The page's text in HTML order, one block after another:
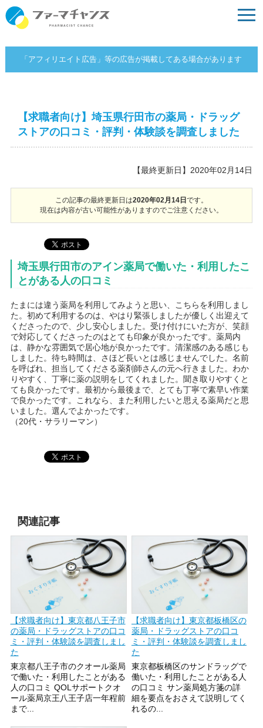
「アフィリエイト広告」等の広告が掲載してある場合があります
【求職者向け】埼玉県行田市の薬局・ドラッグ
ストアの口コミ・評判・体験談を調査しました
【最終更新日】2020年02月14日
この記事の最終更新日は2020年02月14日です。
現在は内容が古い可能性がありますのでご注意ください。
埼玉県行田市のアイン薬局で働いた・利用したこ
とがある人の口コミ
たまには違う薬局を利用してみようと思い、こちらを利用しまし
た。初めて利用するのは、やはり緊張しましたが優しく出迎えて
くださったので、少し安心しました。受け付けにいた方が、笑顔
で対応してくださったのはとても印象が良かったです。薬局内
は、静かな雰囲気で居心地が良かったです。清潔感のある感じも
しました。待ち時間は、さほど長いとは感じませんでした。名前
を呼ばれ、担当してくださる薬剤師さんの元へ行きました。わか
りやすく、丁寧に薬の説明をしてくれました。聞き取りやすくと
ても良かったです。最初から最後まで、とても丁寧で素早い作業
で良かったです。これなら、また利用したいと思える薬局だと思
いました。選んでよかったです。
（20代・サラリーマン）
関連記事
【求職者向け】東京都八王子市
の薬局・ドラッグストアの口コ
ミ・評判・体験談を調査しまし
た
東京都八王子市のクオール薬局
で働いた・利用したことがある
人の口コミ QOLサポートクオ
ール薬局京王八王子店一年程前
まで...
【求職者向け】東京都板橋区の
薬局・ドラッグストアの口コ
ミ・評判・体験談を調査しまし
た
東京都板橋区のサンドラッグで
働いた・利用したことがある人
の口コミ サン薬局処方箋の詳
細を要点をおさえて説明してく
れるの...